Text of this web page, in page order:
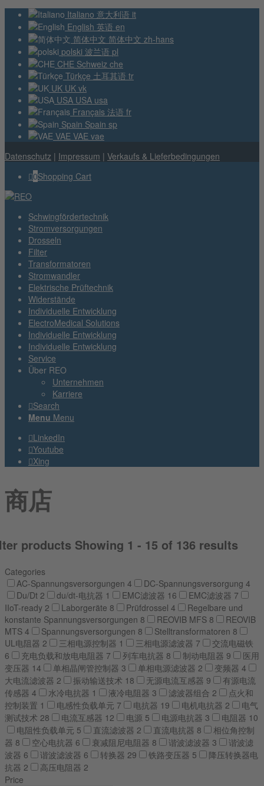
Italiano 意大利语 it
English 英语 en
简体中文 简体中文 zh-hans
polski 波兰语 pl
CHE Schweiz che
Türkçe 土耳其语 tr
UK UK vk
USA USA usa
Français 法语 fr
Spain Spain sp
VAE VAE vae
Datenschutz | Impressum | Verkaufs & Lieferbedingungen
0Shopping Cart
Schwingfördertechnik
Stromversorgungen
Drosseln
Filter
Transformatoren
Stromwandler
Elektrische Prüftechnik
Widerstände
Individuelle Entwicklung
ElectroMedical Solutions
Individuelle Entwicklung
Individuelle Entwicklung
Service
Über REO
Unternehmen
Karriere
Search
Menu Menu
LinkedIn
Youtube
Xing
商店
products Showing 1 - 15 of 136 results
Categories
AC-Spannungsversorgungen 4 DC-Spannungsversorgung 4
Du/Dt 2 du/dt-电抗器 1 EMC滤波器 16 EMC滤波器 7
IIoT-ready 2 Laborgeräte 8 Prüfdrossel 4
Regelbare und
konstante Spannungsversorgungen 8 REOVIB MFS 8
REOVIB
MTS 4 Spannungsversorgungen 8 Stelltransformatoren 8
UL电阻器 2 三相电源控制器 1 三相电源滤波器 7
交流电磁铁
6
充电负载和放电电阻器 7 列车电抗器 8 制动电阻器 9
医用
变压器 14 单相晶闸管控制器 3 单相电源滤波器 2 变频器 4
大电流滤波器 2 振动输送技术 18 无源电流互感器 9
有源电流
传感器 4 水冷电抗器 1 液冷电阻器 3 滤波器组合 2
点火和
控制装置 1 电感性负载单元 7 电抗器 19 电机电抗器 2
电气
测试技术 28 电流互感器 12 电源 5 电源电抗器 3 电阻器 10
电阻性负载单元 5 直流滤波器 2 直流电抗器 8
相位角控制
器 8 空心电抗器 6 衰减阻尼电阻器 8 谐波滤波器 3
谐波滤
波器 6 谐波滤波器 6 转换器 29 铁路变压器 5
降压转换器电
抗器 2 高压电阻器 2
Price